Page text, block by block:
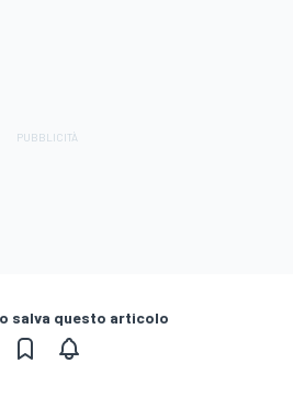
salva questo articolo